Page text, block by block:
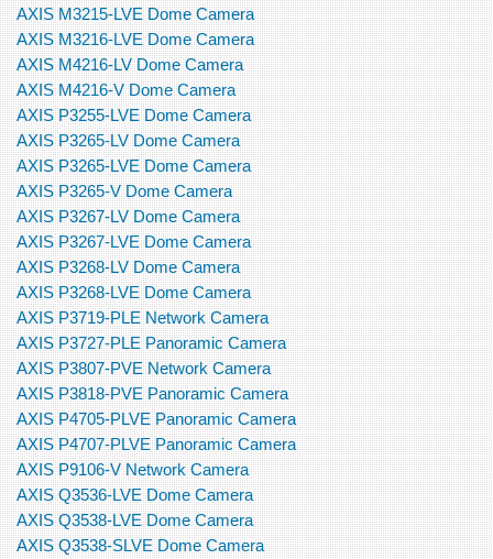
AXIS M3215-LVE Dome Camera
AXIS M3216-LVE Dome Camera
AXIS M4216-LV Dome Camera
AXIS M4216-V Dome Camera
AXIS P3255-LVE Dome Camera
AXIS P3265-LV Dome Camera
AXIS P3265-LVE Dome Camera
AXIS P3265-V Dome Camera
AXIS P3267-LV Dome Camera
AXIS P3267-LVE Dome Camera
AXIS P3268-LV Dome Camera
AXIS P3268-LVE Dome Camera
AXIS P3719-PLE Network Camera
AXIS P3727-PLE Panoramic Camera
AXIS P3807-PVE Network Camera
AXIS P3818-PVE Panoramic Camera
AXIS P4705-PLVE Panoramic Camera
AXIS P4707-PLVE Panoramic Camera
AXIS P9106-V Network Camera
AXIS Q3536-LVE Dome Camera
AXIS Q3538-LVE Dome Camera
AXIS Q3538-SLVE Dome Camera